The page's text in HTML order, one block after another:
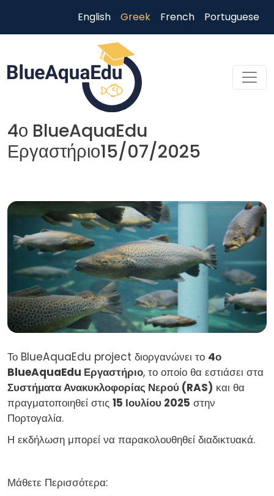
English Greek French Portuguese
4ο BlueAquaEdu
Εργαστήριο15/07/2025
Skip to main content
Το BlueAquaEdu project διοργανώνει το 4ο
BlueAquaEdu Εργαστήριο, το οποίο θα εστιάσει στα
Συστήματα Ανακυκλοφορίας Νερού (RAS) και θα
πραγματοποιηθεί στις 15 Ιουλίου 2025 στην
Πορτογαλία.
Η εκδήλωση μπορεί να παρακολουθηθεί διαδικτυακά.
Μάθετε Περισσότερα: